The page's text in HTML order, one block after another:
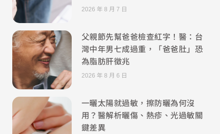
2026 年 8 月 7 日
父親節先幫爸爸檢查紅字！醫：台
灣中年男七成過重，「爸爸肚」恐
為脂肪肝徵兆
2026 年 8 月 6 日
一曬太陽就過敏，擦防曬為何沒
用？醫解析曬傷、熱疹、光過敏關
鍵差異